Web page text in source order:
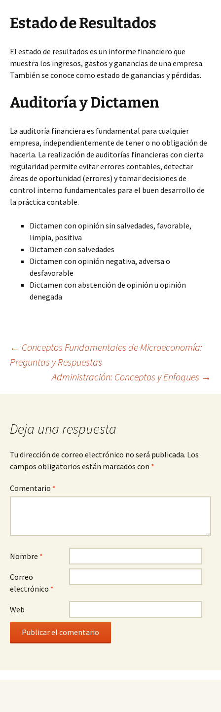
Estado de Resultados
El estado de resultados es un informe financiero que
muestra los ingresos, gastos y ganancias de una empresa.
También se conoce como estado de ganancias y pérdidas.
Auditoría y Dictamen
La auditoría financiera es fundamental para cualquier
empresa, independientemente de tener o no obligación de
hacerla. La realización de auditorías financieras con cierta
regularidad permite evitar errores contables, detectar
áreas de oportunidad (errores) y tomar decisiones de
control interno fundamentales para el buen desarrollo de
la práctica contable.
Dictamen con opinión sin salvedades, favorable,
limpia, positiva
Dictamen con salvedades
Dictamen con opinión negativa, adversa o
desfavorable
Dictamen con abstención de opinión u opinión
denegada
Navegación
← Conceptos Fundamentales de Microeconomía:
Preguntas y Respuestas
Administración: Conceptos y Enfoques →
Deja una respuesta
Tu dirección de correo electrónico no será publicada. Los
campos obligatorios están marcados con *
Comentario *
Nombre *
Correo
electrónico *
Web